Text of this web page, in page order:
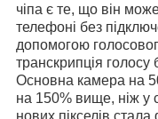
чіпа є те, що він
телефоні без
допомогою
транскрипція
Основна камера на
на 150% вище, ніж у
нових пікселів